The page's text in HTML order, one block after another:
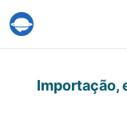
Serviço Help
Importação,